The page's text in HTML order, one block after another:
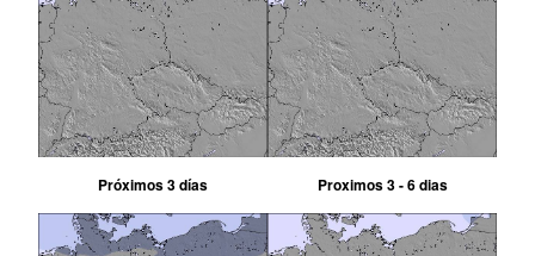
Próximos 3 días Proximos 3 - 6 dias